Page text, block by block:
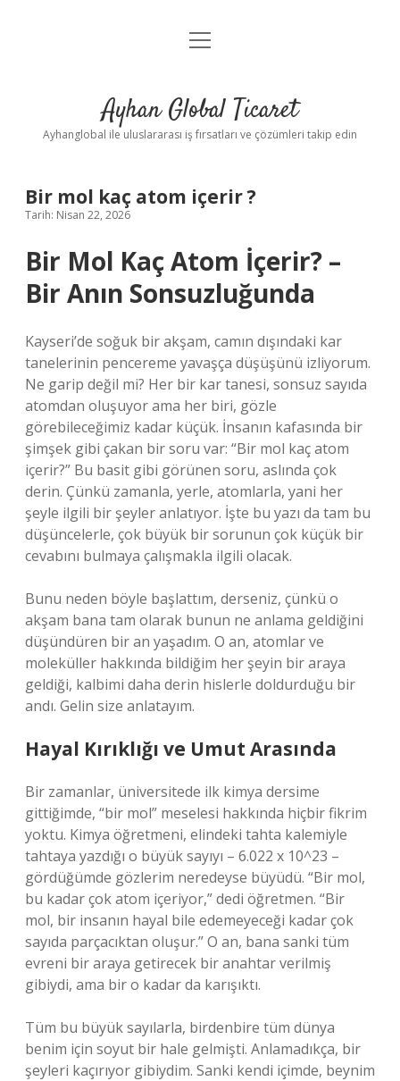
Anasayfa
Yasal Uyarı
menüyü
Ayhan Global Ticaret
Ayhanglobal ile uluslararası iş fırsatları ve çözümleri takip edin
Bir mol kaç atom içerir ?
Tarih: Nisan 22, 2026
Bir Mol Kaç Atom İçerir? –
Bir Anın Sonsuzluğunda
Kayseri’de soğuk bir akşam, camın dışındaki kar
tanelerinin pencereme yavaşça düşüşünü izliyorum.
Ne garip değil mi? Her bir kar tanesi, sonsuz sayıda
atomdan oluşuyor ama her biri, gözle
görebileceğimiz kadar küçük. İnsanın kafasında bir
şimşek gibi çakan bir soru var: “Bir mol kaç atom
içerir?” Bu basit gibi görünen soru, aslında çok
derin. Çünkü zamanla, yerle, atomlarla, yani her
şeyle ilgili bir şeyler anlatıyor. İşte bu yazı da tam bu
düşüncelerle, çok büyük bir sorunun çok küçük bir
cevabını bulmaya çalışmakla ilgili olacak.
Bunu neden böyle başlattım, derseniz, çünkü o
akşam bana tam olarak bunun ne anlama geldiğini
düşündüren bir an yaşadım. O an, atomlar ve
moleküller hakkında bildiğim her şeyin bir araya
geldiği, kalbimi daha derin hislerle doldurduğu bir
andı. Gelin size anlatayım.
Hayal Kırıklığı ve Umut Arasında
Bir zamanlar, üniversitede ilk kimya dersime
gittiğimde, “bir mol” meselesi hakkında hiçbir fikrim
yoktu. Kimya öğretmeni, elindeki tahta kalemiyle
tahtaya yazdığı o büyük sayıyı – 6.022 x 10^23 –
gördüğümde gözlerim neredeyse büyüdü. “Bir mol,
bu kadar çok atom içeriyor,” dedi öğretmen. “Bir
mol, bir insanın hayal bile edemeyeceği kadar çok
sayıda parçacıktan oluşur.” O an, bana sanki tüm
evreni bir araya getirecek bir anahtar verilmiş
gibiydi, ama bir o kadar da karışıktı.
Tüm bu büyük sayılarla, birdenbire tüm dünya
benim için soyut bir hale gelmişti. Anlamadıkça, bir
şeyleri kaçırıyor gibiydim. Sanki kendi içimde, beynim